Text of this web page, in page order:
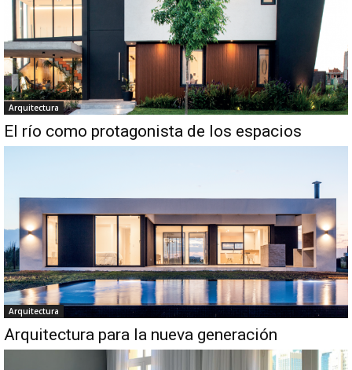
Arquitectura
El río como protagonista de los espacios
Arquitectura
Arquitectura para la nueva generación